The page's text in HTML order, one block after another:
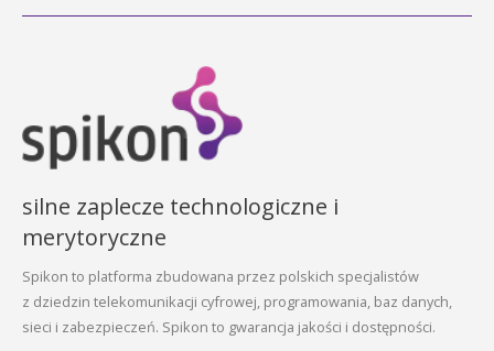
silne zaplecze technologiczne i
merytoryczne
Spikon to platforma zbudowana przez polskich specjalistów
z dziedzin telekomunikacji cyfrowej, programowania, baz danych,
sieci i zabezpieczeń. Spikon to gwarancja jakości i dostępności.